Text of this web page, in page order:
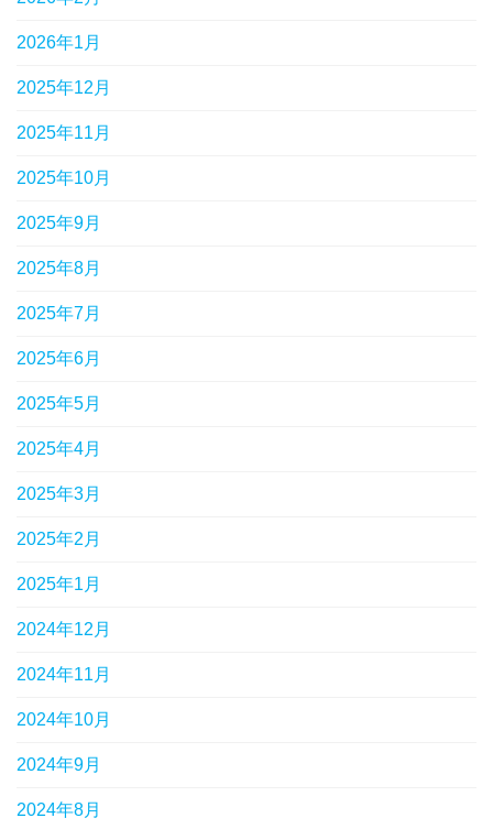
2026年1月
2025年12月
2025年11月
2025年10月
2025年9月
2025年8月
2025年7月
2025年6月
2025年5月
2025年4月
2025年3月
2025年2月
2025年1月
2024年12月
2024年11月
2024年10月
2024年9月
2024年8月